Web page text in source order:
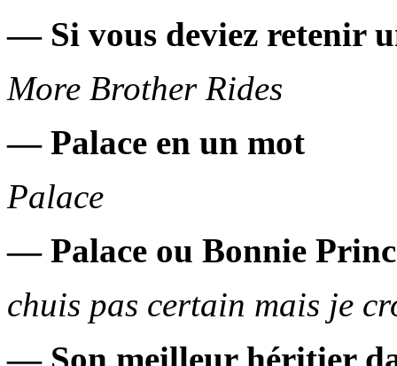
— Si vous deviez retenir
More Brother Rides
— Palace en un mot
Palace
— Palace ou Bonnie
chuis pas certain mais je
— Son meilleur héritier